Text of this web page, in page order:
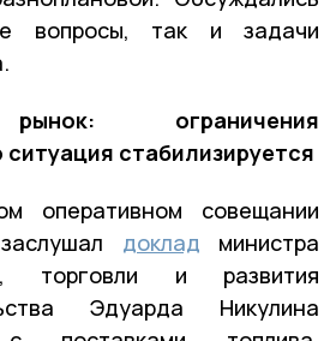
вопросы, так и задачи
ограничения
стабилизируется
оперативном совещании
доклад министра
торговли и развития
Эдуарда Никулина